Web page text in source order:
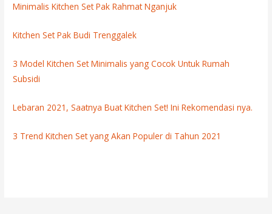
Minimalis Kitchen Set Pak Rahmat Nganjuk
Kitchen Set Pak Budi Trenggalek
3 Model Kitchen Set Minimalis yang Cocok Untuk Rumah
Subsidi
Lebaran 2021, Saatnya Buat Kitchen Set!Ini Rekomendasi nya.
3 Trend Kitchen Set yang Akan Populer di Tahun 2021